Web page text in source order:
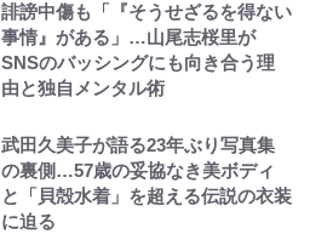
誹謗中傷も「『そうせざるを得ない
事情』がある」…山尾志桜里が
SNSのバッシングにも向き合う理
由と独自メンタル術
武田久美子が語る23年ぶり写真集
の裏側…57歳の妥協なき美ボディ
と「貝殻水着」を超える伝説の衣装
に迫る
｢お土産最高すぎ笑｣｢どうやって入
手？｣ブライトン帰還の三笘薫、同
僚に“ポケカ”をプレゼント！｢薫の
ュテル可愛すぎ｣
W杯クオーター制への大反発か、
FIFA会長を追い詰めた｢欧州のボイ
アユは「怒らせて掛ける」魚だっ
た！ ルアーを追わせて釣りあげる
「アユイング」のオリジナリティ＆
やってはいけない！「キャンプツー
リング」での「NGパッキング」7
選！ 安全＆快適につながる「荷物
の田中みな実、ゴリゴリヒール着用
に心配の声…ザックリ衣装にも意見
続々
増」130㎏ボディに驚きと心配 過
去の「めちゃ美人」写真も再び
オラの引越し物語 サボテン大襲撃
「自分の絵ごと、このジャンルはそ
ろそろ終わりかな」江口寿史が炎上
を経て樋口毅宏に語ったこと
できそうな「意味深な表紙連載」
「神」エネルの月での展開に、元王
下七武海の謎めいた過去も…
レビュー『仮面家族』悠木シュン・
イドになったら笑わない貴公子様に
溺愛されました 第27話(3)
公式-だって、あなたが浮気をした